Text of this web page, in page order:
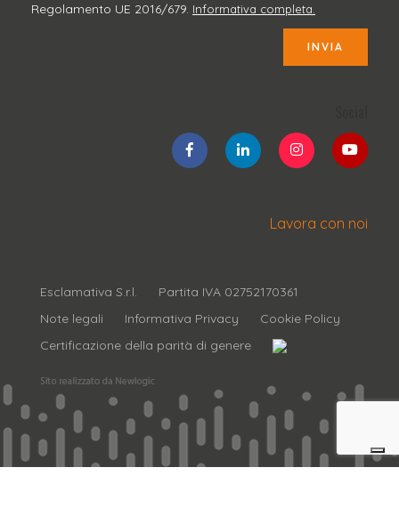
Regolamento UE 2016/679. Informativa completa.
INVIA
Lavora con noi
Esclamativa S.r.l.
Partita IVA 02752170361
Note legali
Informativa Privacy
Cookie Policy
Certificazione della parità di genere